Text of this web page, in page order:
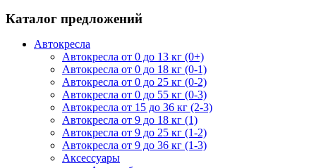
Каталог предложений
Автокресла
Автокресла от 0 до 13 кг (0+)
Автокресла от 0 до 18 кг (0-1)
Автокресла от 0 до 25 кг (0-2)
Автокресла от 0 до 55 кг (0-3)
Автокресла от 15 до 36 кг (2-3)
Автокресла от 9 до 18 кг (1)
Автокресла от 9 до 25 кг (1-2)
Автокресла от 9 до 36 кг (1-3)
Аксессуары